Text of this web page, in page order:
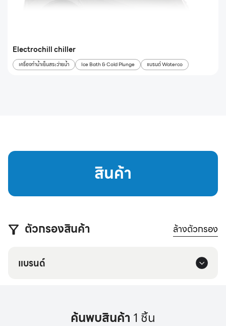
Electrochill chiller
เครื่องทำน้ำเย็นสระว่ายน้ำ Ice Bath & Cold Plunge แบรนด์ Waterco
สินค้า
ตัวกรองสินค้า ล้างตัวกรอง
แบรนด์
ค้นพบสินค้า 1 ชิ้น